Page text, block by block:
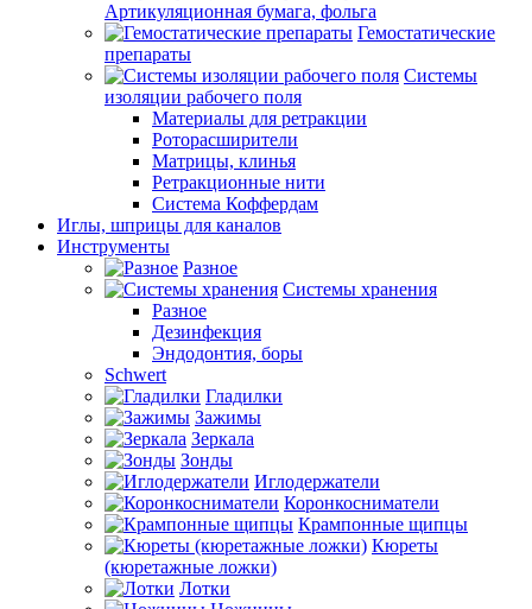
Артикуляционная бумага, фольга
Гемостатические
препараты
Системы
изоляции рабочего поля
Материалы для ретракции
Роторасширители
Матрицы, клинья
Ретракционные нити
Система Коффердам
Иглы, шприцы для каналов
Инструменты
Разное
Системы хранения
Разное
Дезинфекция
Эндодонтия, боры
Schwert
Гладилки
Зажимы
Зеркала
Зонды
Иглодержатели
Коронкосниматели
Крампонные щипцы
Кюреты
(кюретажные ложки)
Лотки